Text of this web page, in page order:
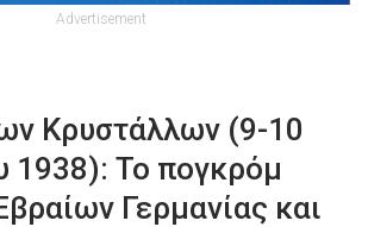
Advertisement
Κρυστάλλων (9-10
1938): Το πογκρόμ
Γερμανίας και